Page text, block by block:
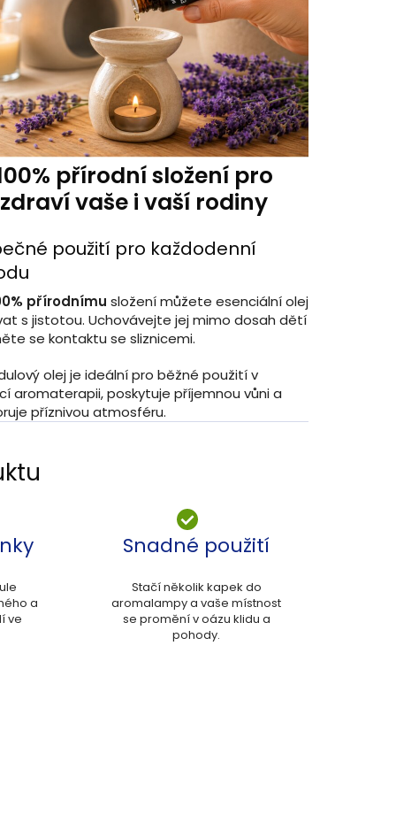
přírodní složení pro
zdraví vaše i vaší rodiny
použití pro každodenní
přírodnímu složení můžete esenciální olej
s jistotou. Uchovávejte jej mimo dosah dětí
se kontaktu se sliznicemi.
olej je ideální pro běžné použití v
aromaterapii, poskytuje příjemnou vůni a
příznivou atmosféru.
a
ve
Snadné použití
Stačí několik kapek do
aromalampy a vaše místnost
se promění v oázu klidu a
pohody.